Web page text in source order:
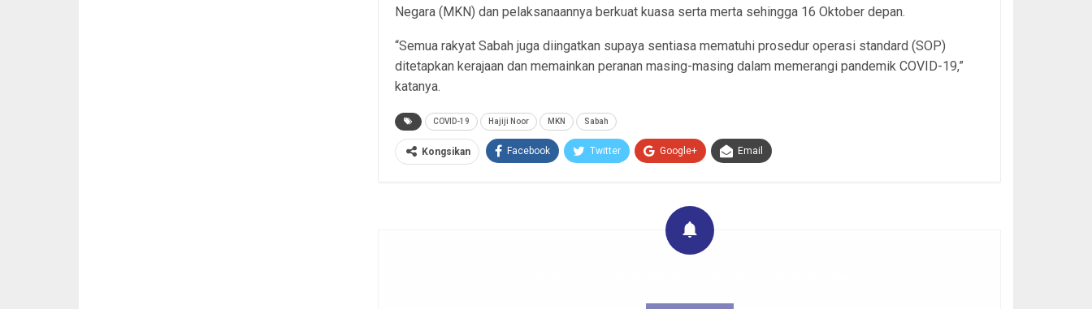
Negara (MKN) dan pelaksanaannya berkuat kuasa serta merta sehingga 16 Oktober depan.
“Semua rakyat Sabah juga diingatkan supaya sentiasa mematuhi prosedur operasi standard (SOP)
ditetapkan kerajaan dan memainkan peranan masing-masing dalam memerangi pandemik COVID-19,”
katanya.
COVID-19 Hajiji Noor MKN Sabah
Kongsikan Facebook Twitter Google+ Email